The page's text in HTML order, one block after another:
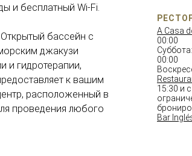
и бесплатный Wi-Fi.
бассейн с
джакузи
и гидротерапии,
к вашим
расположенный в
проведения любого
A Casa
00:00
00:00
15:30 и
Bar